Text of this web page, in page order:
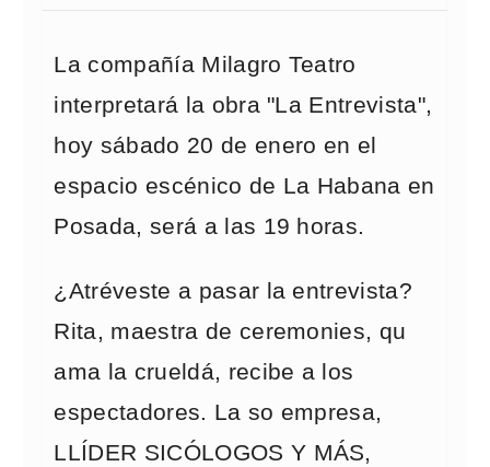
La compañía Milagro Teatro
interpretará la obra "La Entrevista",
hoy sábado 20 de enero en el
espacio escénico de La Habana en
Posada, será a las 19 horas.
¿Atréveste a pasar la entrevista?
Rita, maestra de ceremonies, qu
ama la crueldá, recibe a los
espectadores. La so empresa,
LLÍDER SICÓLOGOS Y MÁS,